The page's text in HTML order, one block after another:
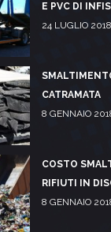
E PVC DI
24 LUGLIO 2018
CATRAMATA
8 GENNAIO
COSTO
RIFIUTI IN
8 GENNAIO